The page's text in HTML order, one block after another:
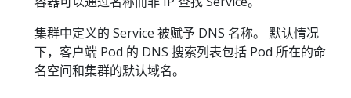
集群中定义的 Service 被赋予 DNS 名称。 默认情况
下，客户端 Pod 的 DNS 搜索列表包括 Pod 所在的命
名空间和集群的默认域名。